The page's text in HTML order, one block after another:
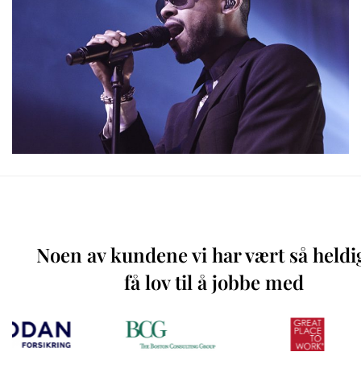
Noen av kundene vi har vært så
få lov til å jobbe med